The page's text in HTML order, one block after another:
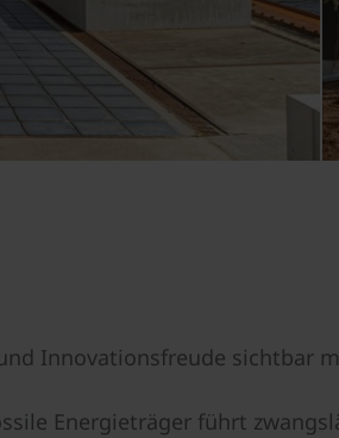
Innovationsfreude sichtbar
Energieträger führt